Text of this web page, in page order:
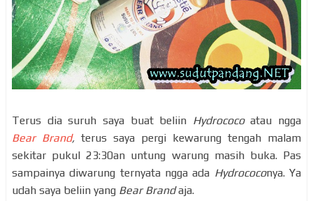
Terus dia suruh saya buat beliin Hydrococoatau ngga
Bear Brand, terus saya pergi kewarung tengah malam
sekitar pukul 23:30an untung warung masih buka. Pas
sampainya diwarung ternyata ngga ada Hydrococonya. Ya
udah saya beliin yang Bear Brandaja.